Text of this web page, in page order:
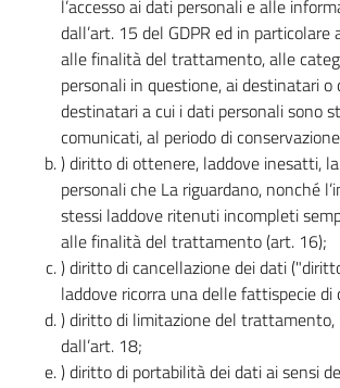
l’accesso ai dati personali e alle
dall’art. 15 del GDPR ed in
alle finalità del trattamento, alle
personali in questione, ai destinatari o
destinatari a cui i dati personali sono
comunicati, al periodo di
) diritto di ottenere, laddove inesatti,
personali che La riguardano, nonché
stessi laddove ritenuti incompleti
alle finalità del trattamento (art. 16);
) diritto di cancellazione dei dati
laddove ricorra una delle fattispecie di
) diritto di limitazione del trattamento,
dall’art. 18;
) diritto di portabilità dei dati ai sensi